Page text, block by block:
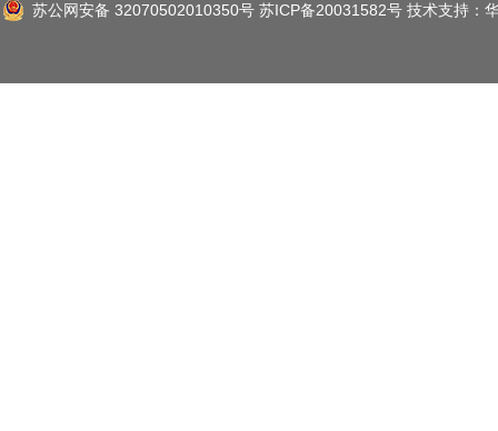
苏公网安备 32070502010350号 苏ICP备20031582号 技术支持：